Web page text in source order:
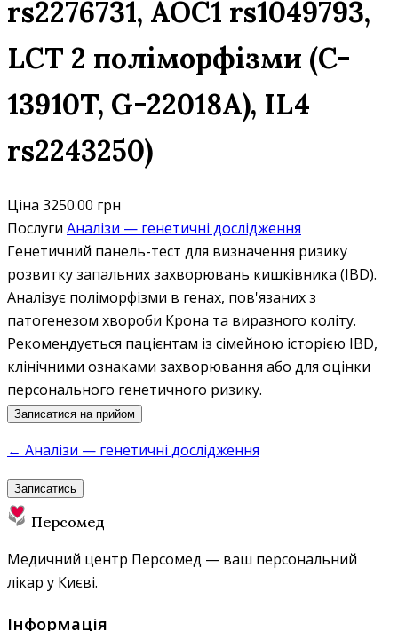
rs2276731, AOC1 rs1049793,
LCT 2 поліморфізми (C-
13910T, G-22018A), IL4
rs2243250)
Ціна 3250.00 грн
Послуги Аналізи — генетичні дослідження
Генетичний панель-тест для визначення ризику
розвитку запальних захворювань кишківника (IBD).
Аналізує поліморфізми в генах, пов'язаних з
патогенезом хвороби Крона та виразного коліту.
Рекомендується пацієнтам із сімейною історією IBD,
клінічними ознаками захворювання або для оцінки
персонального генетичного ризику.
Записатися на прийом
← Аналізи — генетичні дослідження
Записатись
Персомед
Медичний центр Персомед — ваш персональний
лікар у Києві.
Інформація